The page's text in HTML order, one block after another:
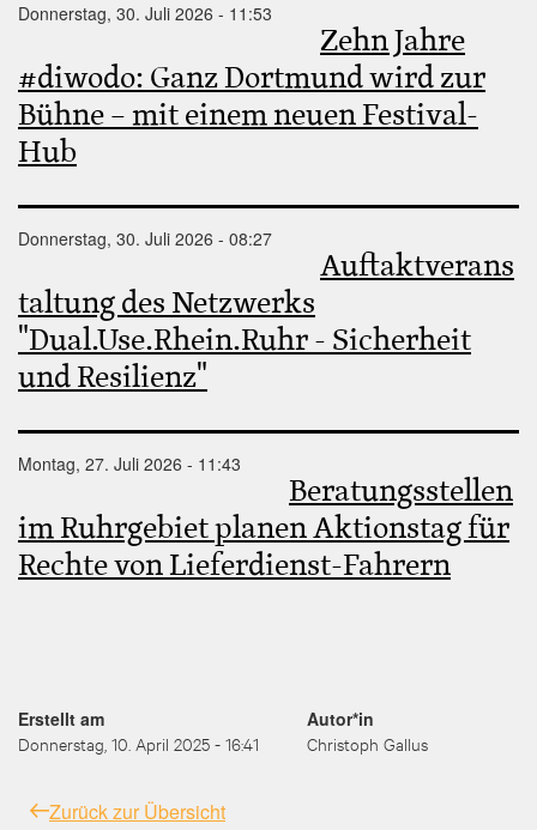
Donnerstag, 30. Juli 2026 - 11:53
Zehn Jahre
#diwodo: Ganz Dortmund wird zur
Bühne – mit einem neuen Festival-
Hub
Donnerstag, 30. Juli 2026 - 08:27
Auftaktverans
taltung des Netzwerks
"Dual.Use.Rhein.Ruhr - Sicherheit
und Resilienz"
Montag, 27. Juli 2026 - 11:43
Beratungsstellen
im Ruhrgebiet planen Aktionstag für
Rechte von Lieferdienst-Fahrern
Erstellt am
Donnerstag, 10. April 2025 - 16:41
Autor*in
Christoph Gallus
Zurück zur Übersicht